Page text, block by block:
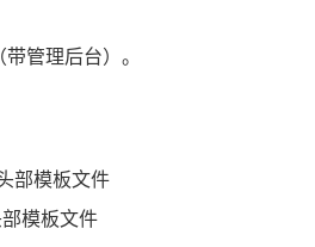
管理后台）。
部模板文件
模板文件